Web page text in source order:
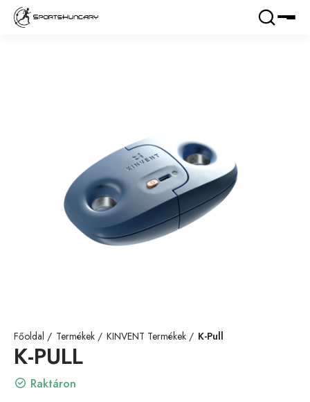
Főoldal Termékek KINVENT Termékek K-Pull
K-PULL
Raktáron